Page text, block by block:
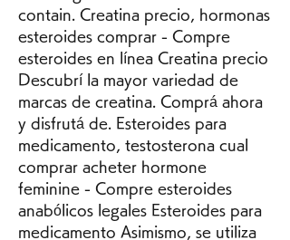
contain. Creatina precio, hormonas
esteroides comprar - Compre
esteroides en línea Creatina precio
Descubrí la mayor variedad de
marcas de creatina. Comprá ahora
y disfrutá de. Esteroides para
medicamento, testosterona cual
comprar acheter hormone
feminine - Compre esteroides
anabólicos legales Esteroides para
medicamento Asimismo, se utiliza